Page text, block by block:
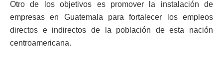
Otro de los objetivos es promover la instalación de
empresas en Guatemala para fortalecer los empleos
directos e indirectos de la población de esta nación
centroamericana.